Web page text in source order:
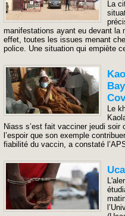
La
manifestations ayant eu devant la
effet, toutes les issues menant
police. Une situation qui empiète
Le
Niass s’est fait vacciner jeudi soir
l’espoir que son exemple
fiabilité du vaccin, a constaté